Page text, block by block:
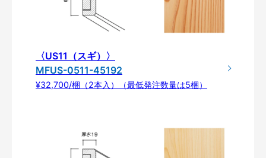
〈US11（スギ）〉
MFUS-0511-45192
¥32,700/梱（2本入）（最低発注数量は5梱）